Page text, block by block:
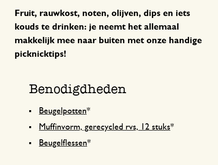
Fruit, rauwkost, noten, olijven, dips en iets
kouds te drinken: je neemt het allemaal
makkelijk mee naar buiten met onze handige
picknicktips!
Benodigdheden
Beugelpotten*
Muffinvorm, gerecycled rvs, 12 stuks*
Beugelflessen*